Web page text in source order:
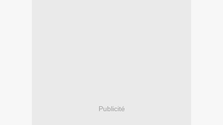
Publicité